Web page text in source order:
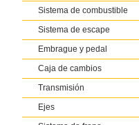
Sistema de combustible
Sistema de escape
Embrague y pedal
Caja de cambios
Transmisión
Ejes